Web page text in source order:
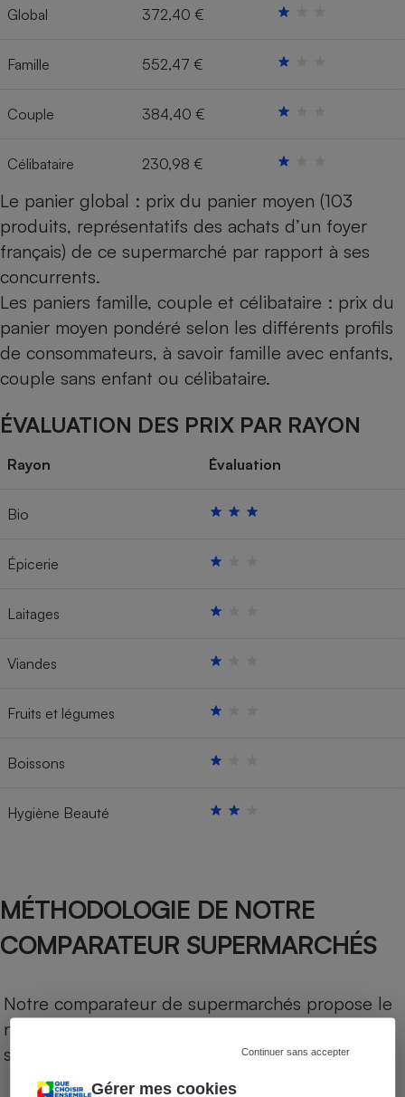
Gérer mes cookies
Continuer sans accepter
Global 372,40 €
Famille 552,47 €
Couple 384,40 €
Célibataire 230,98 €
Le panier global : prix du panier moyen (103
produits, représentatifs des achats d’un foyer
français) de ce supermarché par rapport à ses
concurrents.
Les paniers famille, couple et célibataire : prix du
panier moyen pondéré selon les différents profils
de consommateurs, à savoir famille avec enfants,
couple sans enfant ou célibataire.
ÉVALUATION DES PRIX PAR RAYON
Rayon Évaluation
Bio
Épicerie
Laitages
Viandes
Fruits et légumes
Boissons
Hygiène Beauté
MÉTHODOLOGIE DE NOTRE
COMPARATEUR SUPERMARCHÉS
Notre comparateur de supermarchés propose le
niveau de prix des supermarchés, géolocalisés
sur le territoire français.